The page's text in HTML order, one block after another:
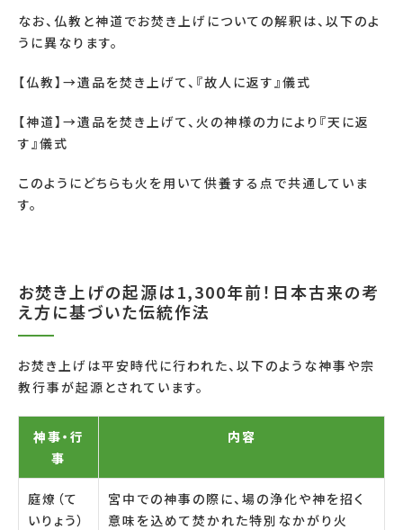
なお、仏教と神道でお焚き上げについての解釈は、以下のよ
うに異なります。
【仏教】→遺品を焚き上げて、『故人に返す』儀式
【神道】→遺品を焚き上げて、火の神様の力により『天に返
す』儀式
このようにどちらも火を用いて供養する点で共通していま
す。
お焚き上げの起源は1,300年前！日本古来の考
え方に基づいた伝統作法
お焚き上げは平安時代に行われた、以下のような神事や宗
教行事が起源とされています。
神事・行
事
内容
庭燎（て
いりょう）
宮中での神事の際に、場の浄化や神を招く
意味を込めて焚かれた特別なかがり火